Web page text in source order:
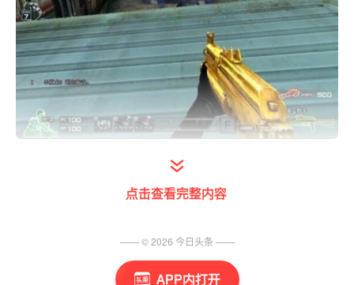
APP内打开
野牛是穿越火线一把具有纪念意义的武器，它
的出现曾经使冲锋枪在没有烈龙的情况下火了
出，野牛逐渐走下神坛，这把枪主要射速稍
慢，再加上空尖弹属性的出现使得野牛逐渐也
点击查看完整内容
—— ©2026 今日头条 ——